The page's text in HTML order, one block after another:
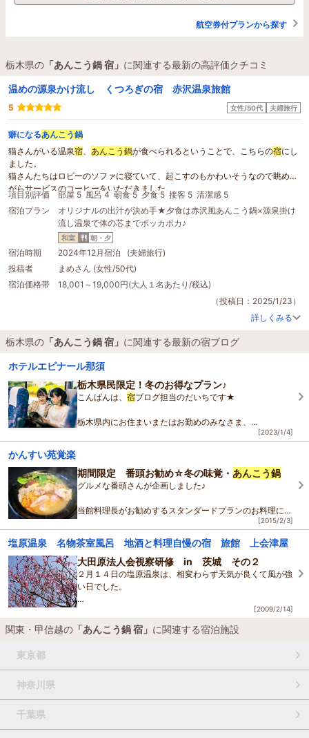
航空券付プランから探す
栃木県の 「あんこう鍋 宿」 に関連する最新の高評価クチコミ
温めの源泉かけ流し くつろぎの宿 赤沢温泉旅館
5 女性/50代 夫婦旅行
癖になるあんこう鍋
猫さんがいる温泉宿 あんこう鍋が食べられるということで、こちらの宿にし
ました。
猫さんたちはロビーのソファに寝ていて、起こすのもかわいそうなので眺めな
がらサービスのコーヒーをいただきました。
癒されます♪
温泉はぬる湯で長く入っていられますが、上がってからぽかぽか！
露天は膝下まで浸かって寒くて断念しました。
は本格麻辣味が美味しくて、本場中国の味を知っている夫も大満足
でした！
中国出身の奥様とお話しさせていただいて、さすが！と思いました。
朝食のお粥もとても美味しかったです。
ただ、大浴場はそれほど広くなく、グループ客と一緒になってしまうと落ち着
かないので（風呂の縁に座ってずっと仕事関係の話をしていた）、次回は貸切
またお世話になります！
項目別評価 部屋 5 風呂 4 朝食 5 夕食 5 接客 5 清潔感 5
宿泊プラン
オリジナルの出汁が決め手★夕食は赤沢風あんこう鍋×源泉掛け
流し温泉で体の芯までポッカポカ♪
和室 朝・夕
宿泊時期
2024年12月宿泊 (夫婦旅行)
投稿者
まめさん (女性/50代)
宿泊価格帯
18,001～19,000円(大人１名あたり/税込)
（投稿日：2025/1/23）
詳しくみる
栃木県の 「あんこう鍋 宿」 に関連する最新の宿ブログ
ホテルエピナール那須
栃木県民限定！冬のお得なプラン♪
こんばんは、 宿ブログ担当のだいちです★
栃木県内にお住まいまたはお勤めのみなさま、
1月13日(金)～3月16日(木)の平日限定で、
[2023/1/4]
かんすい苑覚楽
期間限定 番頭お勧め☆冬の味覚・ あんこう鍋
グルメな番頭さんが企画しました♪
当館料理長がお勧めするスタンダードプランのお料理に
【期間限定 2月末まで】 の お料理とな
[2015/2/3]
塩原温泉 名物茶室風呂 地酒と料理自慢の宿 旅館 上会津屋
大田原法人会視察研修 in 茨城 その２
２月１４日の塩原温泉は、相変わらず天気が良くて風が強
い日でした。
とても２月中旬の気温だとは思えないですね。
[2009/2/14]
関東・甲信越の 「あんこう鍋 宿」 に関連する宿泊施設
東京都
神奈川県
千葉県